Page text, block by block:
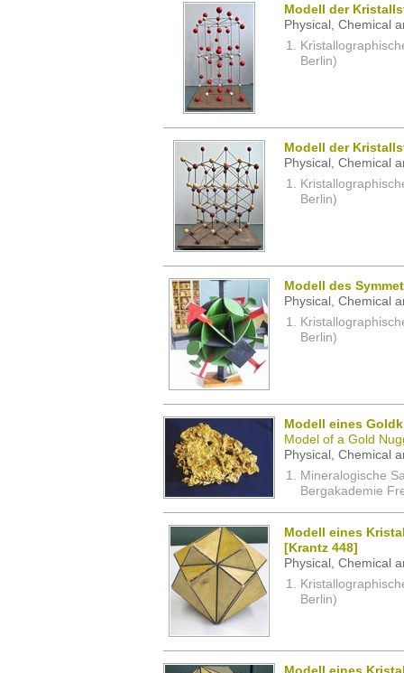
Modell der
Physical, Chemical
Berlin)
Modell der
Physical, Chemical
Berlin)
Modell des
Physical, Chemical
Berlin)
Modell eines
Model of a Gold
Physical, Chemical
Mineralogische
Bergakademie
Modell eines
[Krantz 448]
Physical, Chemical
Berlin)